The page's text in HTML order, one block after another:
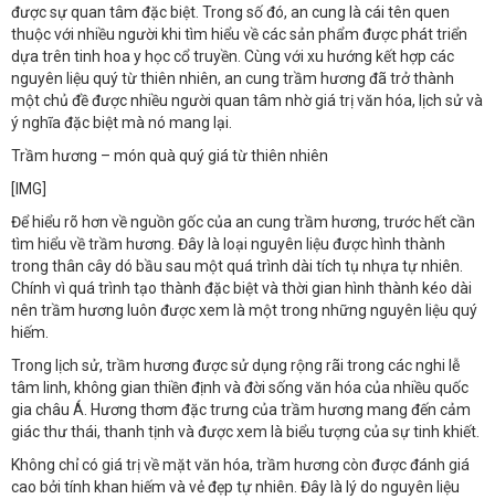
được sự quan tâm đặc biệt. Trong số đó, an cung là cái tên quen
thuộc với nhiều người khi tìm hiểu về các sản phẩm được phát triển
dựa trên tinh hoa y học cổ truyền. Cùng với xu hướng kết hợp các
nguyên liệu quý từ thiên nhiên, an cung trầm hương đã trở thành
một chủ đề được nhiều người quan tâm nhờ giá trị văn hóa, lịch sử và
ý nghĩa đặc biệt mà nó mang lại.
Trầm hương – món quà quý giá từ thiên nhiên
[​IMG]
Để hiểu rõ hơn về nguồn gốc của an cung trầm hương, trước hết cần
tìm hiểu về trầm hương. Đây là loại nguyên liệu được hình thành
trong thân cây dó bầu sau một quá trình dài tích tụ nhựa tự nhiên.
Chính vì quá trình tạo thành đặc biệt và thời gian hình thành kéo dài
nên trầm hương luôn được xem là một trong những nguyên liệu quý
hiếm.
Trong lịch sử, trầm hương được sử dụng rộng rãi trong các nghi lễ
tâm linh, không gian thiền định và đời sống văn hóa của nhiều quốc
gia châu Á. Hương thơm đặc trưng của trầm hương mang đến cảm
giác thư thái, thanh tịnh và được xem là biểu tượng của sự tinh khiết.
Không chỉ có giá trị về mặt văn hóa, trầm hương còn được đánh giá
cao bởi tính khan hiếm và vẻ đẹp tự nhiên. Đây là lý do nguyên liệu